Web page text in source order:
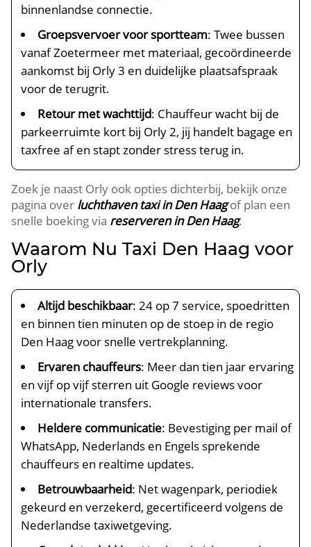
binnenlandse connectie.
Groepsvervoer voor sportteam: Twee bussen
vanaf Zoetermeer met materiaal, gecoördineerde
aankomst bij Orly 3 en duidelijke plaatsafspraak
voor de terugrit.
Retour met wachttijd: Chauffeur wacht bij de
parkeerruimte kort bij Orly 2, jij handelt bagage en
taxfree af en stapt zonder stress terug in.
Zoek je naast Orly ook opties dichterbij, bekijk onze
pagina over luchthaven taxi in Den Haagof plan een
snelle boeking via reserveren in Den Haag.
Waarom Nu Taxi Den Haag voor
Orly
Altijd beschikbaar: 24 op 7 service, spoedritten
en binnen tien minuten op de stoep in de regio
Den Haag voor snelle vertrekplanning.
Ervaren chauffeurs: Meer dan tien jaar ervaring
en vijf op vijf sterren uit Google reviews voor
internationale transfers.
Heldere communicatie: Bevestiging per mail of
WhatsApp, Nederlands en Engels sprekende
chauffeurs en realtime updates.
Betrouwbaarheid: Net wagenpark, periodiek
gekeurd en verzekerd, gecertificeerd volgens de
Nederlandse taxiwetgeving.